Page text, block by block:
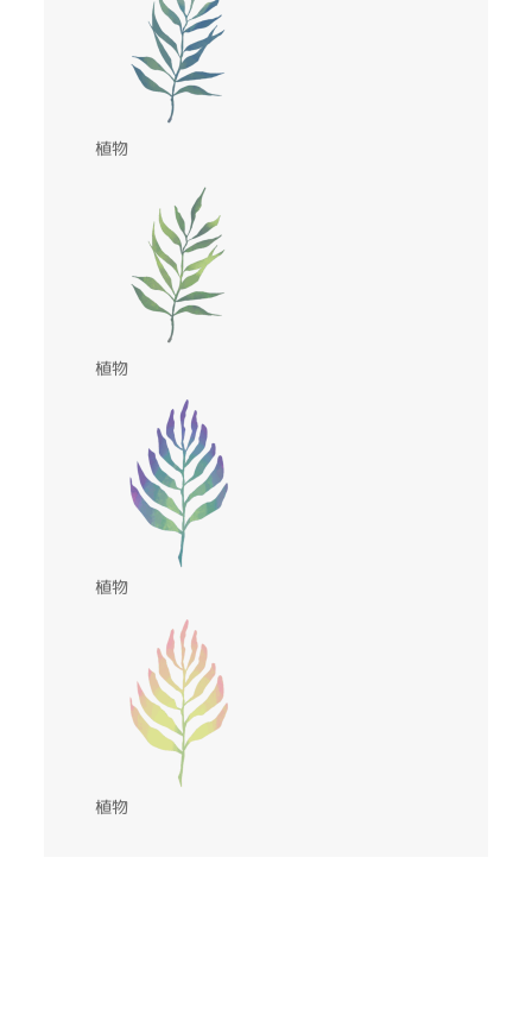
植物
植物
植物
植物